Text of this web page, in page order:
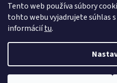
Tento web používa súbory
tohto webu vyjadrujete súhlas
informáciítu.
0KS /
Vytvoril